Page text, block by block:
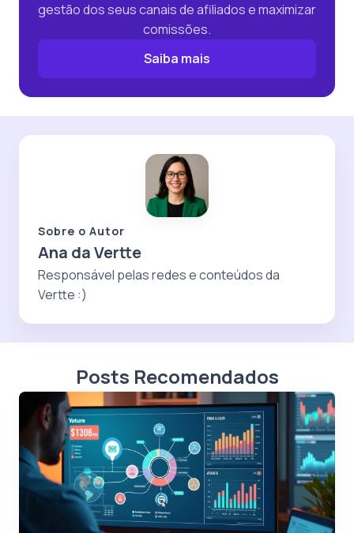
gestão dos seus canais de afiliados e maximizar
comissões.
Saiba mais
Sobre o Autor
Ana da Vertte
Responsável pelas redes e conteúdos da
Vertte :)
Posts Recomendados